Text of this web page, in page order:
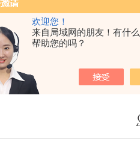
欢迎您！
来自局域网的朋友！有什
帮助您的吗？